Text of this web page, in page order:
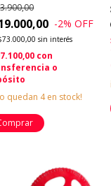
-2% OFF
sin interés
con
o
quedan 4en stock!